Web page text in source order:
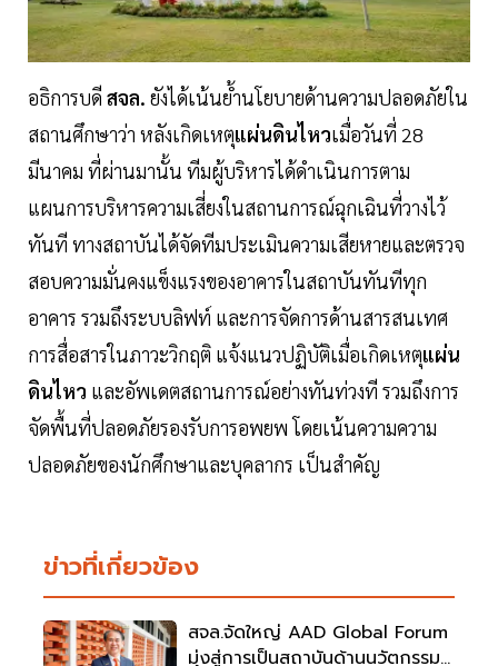
อธิการบดี สจล. ยังได้เน้นย้ำนโยบายด้านความปลอดภัยใน
สถานศึกษาว่า หลังเกิดเหตุแผ่นดินไหวเมื่อวันที่ 28
มีนาคม ที่ผ่านมานั้น ทีมผู้บริหารได้ดำเนินการตาม
แผนการบริหารความเสี่ยงในสถานการณ์ฉุกเฉินที่วางไว้
ทันที ทางสถาบันได้จัดทีมประเมินความเสียหายและตรวจ
สอบความมั่นคงแข็งแรงของอาคารในสถาบันทันทีทุก
อาคาร รวมถึงระบบลิฟท์ และการจัดการด้านสารสนเทศ
การสื่อสารในภาวะวิกฤติ แจ้งแนวปฏิบัติเมื่อเกิดเหตุแผ่น
ดินไหว และอัพเดตสถานการณ์อย่างทันท่วงที รวมถึงการ
จัดพื้นที่ปลอดภัยรองรับการอพยพ โดยเน้นความความ
ปลอดภัยของนักศึกษาและบุคลากร เป็นสำคัญ
ข่าวที่เกี่ยวข้อง
สจล.จัดใหญ่ AAD Global Forum
มุ่งสู่การเป็นสถาบันด้านนวัตกรรม